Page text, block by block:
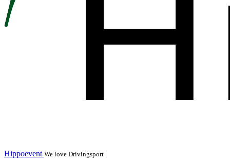
Hippoevent We love Drivingsport